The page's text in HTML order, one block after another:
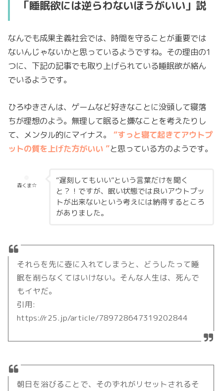
「睡眠欲には逆らわないほうがいい」説
なんでも成果主義社会では、時間を守ることが重要では
ないんじゃないかと思っているようですね。その理由の1
つに、下記の記事でも取り上げられている睡眠欲が絡ん
でいるようです。
ひろゆきさんは、ゲームなど好きなことに没頭して寝落
ちが理想のよう。無理して眠ると嫌なことを考えたりし
て、メンタル的にマイナス。
“すっと寝て起きてアウトプ
ットの質を上げた方がいい ”と思っている方のようです。
森くま☆
“遅刻してもいい”という言葉だけを聞く
と？！ですが、眠い状態では良いアウトプッ
トが出来ないという考えには納得するところ
がありました。
それらを先に壺に入れてしまうと、どうしたって睡
眠を削らなくてはいけない。そんな人生は、死んで
もイヤだ。
引用:
https://r25.jp/article/789728647319202844
朝日を浴びることで、そのずれがリセットされるそ